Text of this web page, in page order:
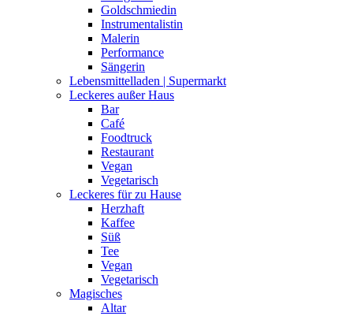
Goldschmiedin
Instrumentalistin
Malerin
Performance
Sängerin
Lebensmittelladen | Supermarkt
Leckeres außer Haus
Bar
Café
Foodtruck
Restaurant
Vegan
Vegetarisch
Leckeres für zu Hause
Herzhaft
Kaffee
Süß
Tee
Vegan
Vegetarisch
Magisches
Altar